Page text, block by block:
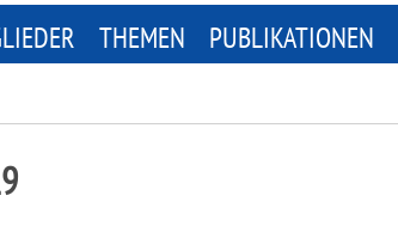
THEMEN PUBLIKATIONEN